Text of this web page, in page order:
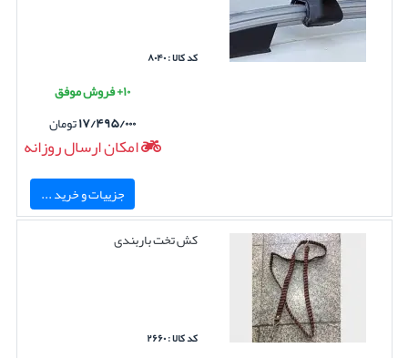
کد کالا : ۸۰۴۰
۱۰+ فروش موفق
۱۷/۴۹۵/۰۰۰تومان
امکان ارسال روزانه
جزییات و خرید ...
کش تخت باربندی
کد کالا : ۲۶۶۰